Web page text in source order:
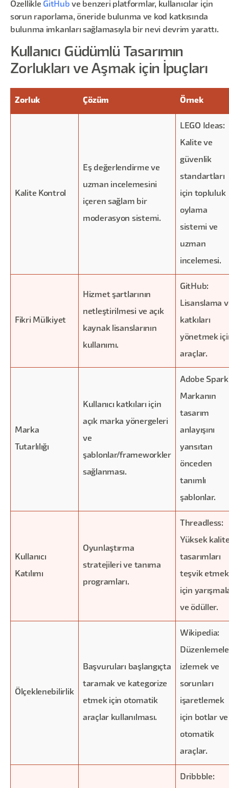
Özellikle GitHub ve benzeri platformlar, kullanıcılar için
sorun raporlama, öneride bulunma ve kod katkısında
bulunma imkanları sağlamasıyla bir nevi devrim yarattı.
Kullanıcı Güdümlü Tasarımın
Zorlukları ve Aşmak için İpuçları
Zorluk Çözüm Örnek
Kalite Kontrol
Eş değerlendirme ve
uzman incelemesini
içeren sağlam bir
moderasyon sistemi.
LEGO Ideas:
Kalite ve
güvenlik
standartları
için topluluk
oylama
sistemi ve
uzman
incelemesi.
Fikri Mülkiyet
Hizmet şartlarının
netleştirilmesi ve açık
kaynak lisanslarının
kullanımı.
GitHub:
Lisanslama
katkıları
yönetmek
araçlar.
Marka
Tutarlılığı
Kullanıcı katkıları için
açık marka yönergeleri
ve
şablonlar/frameworkler
sağlanması.
Adobe
Markanın
tasarım
anlayışını
yansıtan
önceden
tanımlı
şablonlar.
Kullanıcı
Katılımı
Oyunlaştırma
stratejileri ve tanıma
programları.
Threadless:
Yüksek
tasarımları
teşvik etmek
için
ve ödüller.
Ölçeklenebilirlik
Başvuruları başlangıçta
taramak ve kategorize
etmek için otomatik
araçlar kullanılması.
Wikipedia:
izlemek ve
sorunları
işaretlemek
için botlar ve
otomatik
araçlar.
Dribbble: